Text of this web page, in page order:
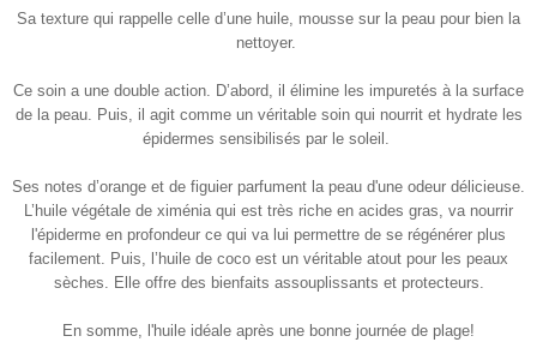
Sa texture qui rappelle celle d’une huile, mousse sur la peau pour bien la
nettoyer.
Ce soin a une double action. D’abord, il élimine les impuretés à la surface
de la peau. Puis, il agit comme un véritable soin qui nourrit et hydrate les
épidermes sensibilisés par le soleil.
Ses notes d’orange et de figuier parfument la peau d'une odeur délicieuse.
L’huile végétale de ximénia qui est très riche en acides gras, va nourrir
l'épiderme en profondeur ce qui va lui permettre de se régénérer plus
facilement. Puis, l’huile de coco est un véritable atout pour les peaux
sèches. Elle offre des bienfaits assouplissants et protecteurs.
En somme, l'huile idéale après une bonne journée de plage!